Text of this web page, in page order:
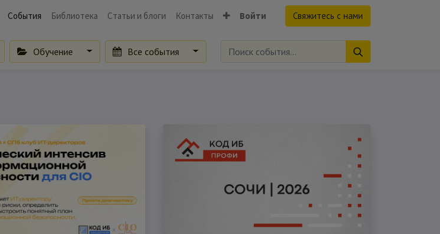
События Библиотека Статьи и блоги Контакты Войти Свяжитесь с нами
Обучение Все события